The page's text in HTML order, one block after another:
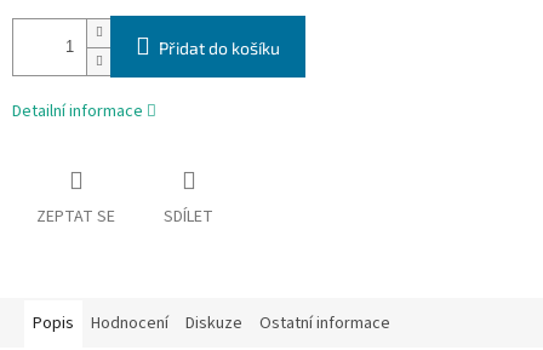
Přidat do košíku
Detailní informace
ZEPTAT SE SDÍLET
Popis Hodnocení Diskuze Ostatní informace